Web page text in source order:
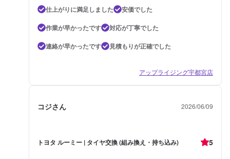
仕上がりに満足しました
安価でした
作業が早かったです
対応が丁寧でした
連絡が早かったです
見積もりが正確でした
アップライジング宇都宮店
コジさん 2026/06/09
トヨタ ルーミー | タイヤ交換 (組み換え・持ち込み) 5